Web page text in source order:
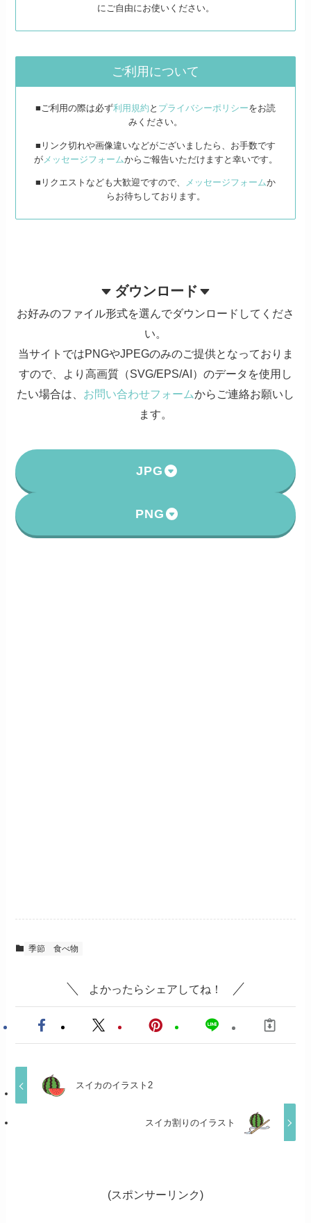
にご自由にお使いください。
ご利用について
■ご利用の際は必ず利用規約 と プライバシーポリシーをお読
みください。
■リンク切れや画像違いなどがございましたら、お手数です
がメッセージフォームからご報告いただけますと幸いです。
■リクエストなども大歓迎ですので、 メッセージフォームか
らお待ちしております。
ダウンロード
お好みのファイル形式を選んでダウンロードしてくださ
い。
当サイトではPNGやJPEGのみのご提供となっておりま
すので、より高画質（SVG/EPS/AI）のデータを使用し
たい場合は、 お問い合わせフォームからご連絡お願いし
ます。
JPG
PNG
季節 食べ物
よかったらシェアしてね！
スイカのイラスト2
スイカ割りのイラスト
(スポンサーリンク)